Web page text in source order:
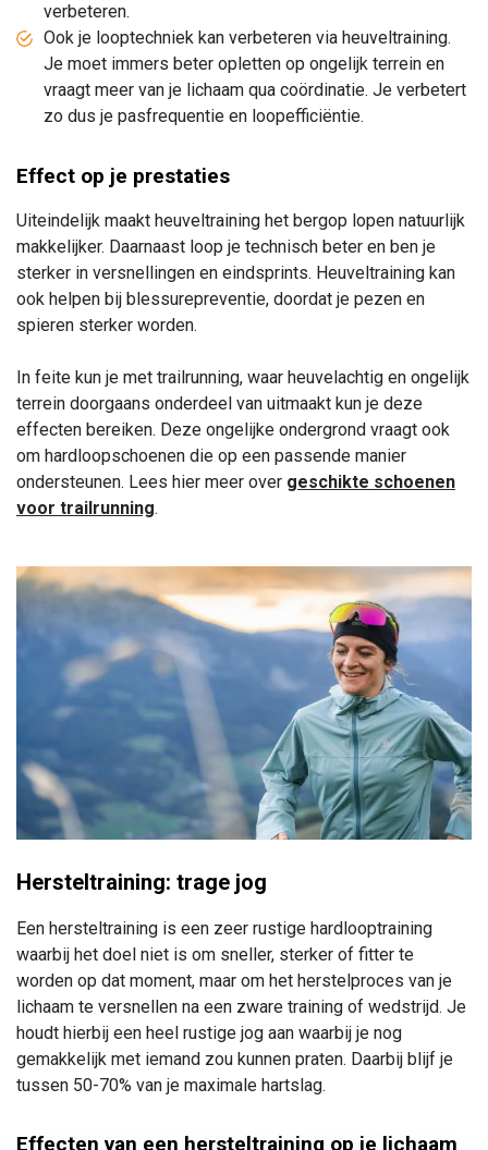
verbeteren.
Ook je looptechniek kan verbeteren via heuveltraining.
Je moet immers beter opletten op ongelijk terrein en
vraagt meer van je lichaam qua coördinatie. Je verbetert
zo dus je pasfrequentie en loopefficiëntie.
Effect op je prestaties
Uiteindelijk maakt heuveltraining het bergop lopen natuurlijk
makkelijker. Daarnaast loop je technisch beter en ben je
sterker in versnellingen en eindsprints. Heuveltraining kan
ook helpen bij blessurepreventie, doordat je pezen en
spieren sterker worden.
In feite kun je met trailrunning, waar heuvelachtig en ongelijk
terrein doorgaans onderdeel van uitmaakt kun je deze
effecten bereiken. Deze ongelijke ondergrond vraagt ook
om hardloopschoenen die op een passende manier
ondersteunen. Lees hier meer over geschikte schoenen
voor trailrunning.
Hersteltraining: trage jog
Een hersteltraining is een zeer rustige hardlooptraining
waarbij het doel niet is om sneller, sterker of fitter te
worden op dat moment, maar om het herstelproces van je
lichaam te versnellen na een zware training of wedstrijd. Je
houdt hierbij een heel rustige jog aan waarbij je nog
gemakkelijk met iemand zou kunnen praten. Daarbij blijf je
tussen 50-70% van je maximale hartslag.
Effecten van een hersteltraining op je lichaam